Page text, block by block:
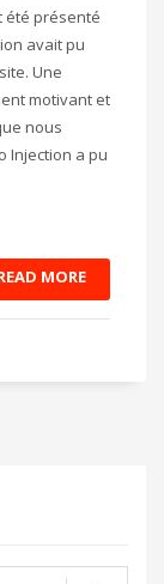
été présenté
avait pu
Une
motivant et
nous
Injection a pu
MORE